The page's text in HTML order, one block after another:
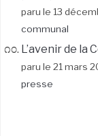
paru le 13
communal
L’avenir de la
paru le 21 mars
presse